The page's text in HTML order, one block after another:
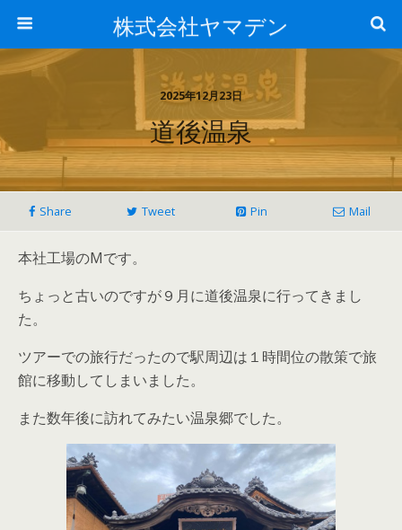
株式会社ヤマデン
2025年12月23日
道後温泉
Share Tweet Pin Mail
本社工場のMです。
ちょっと古いのですが９月に道後温泉に行ってきまし
た。
ツアーでの旅行だったので駅周辺は１時間位の散策で旅
館に移動してしまいました。
また数年後に訪れてみたい温泉郷でした。